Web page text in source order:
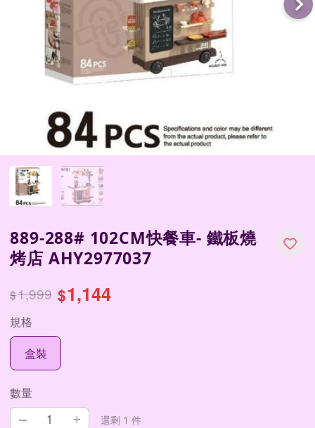
889-288# 102CM快餐車- 鐵板燒
烤店 AHY2977037
$1,999 $1,144
規格
盒裝
數量
– + 還剩 1 件